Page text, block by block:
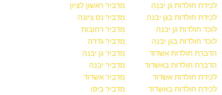
לכידת חולדות גן יבנה
לכידת חולדות בגן יבנה
לוכד חולדות גן יבנה
לוכד חולדות בגן יבנה
הדברת חולדות אשדוד
הדברת חולדות באשדוד
לכידת חולדות אשדוד
לכידת חולדות באשדוד
מדביר ראשון לציון
מדביר נס ציונה
מדביר רחובות
מדביר גדרה
מדביר גן יבנה
מדביר יבנה
מדביר אשדוד
מדביר ביפו